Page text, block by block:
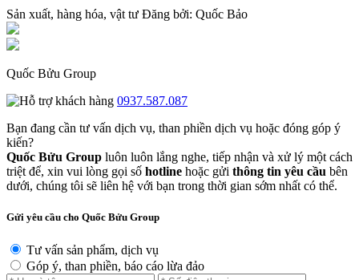
Sản xuất, hàng hóa, vật tư Đăng bởi: Quốc Bảo
Quốc Bửu Group
0937.587.087
Bạn đang cần tư vấn dịch vụ, than phiền dịch vụ hoặc đóng góp ý
kiến?
Quốc Bửu Group luôn luôn lắng nghe, tiếp nhận và xử lý một cách
triệt để, xin vui lòng gọi số hotline hoặc gửi thông tin yêu cầu bên
dưới, chúng tôi sẽ liên hệ với bạn trong thời gian sớm nhất có thể.
Gửi yêu cầu cho Quốc Bửu Group
Tư vấn sản phẩm, dịch vụ
Góp ý, than phiền, báo cáo lừa đảo